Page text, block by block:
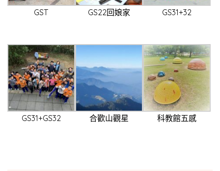
GST GS22回娘家 GS31+32
GS31+GS32 合歡山觀星 科教館五感